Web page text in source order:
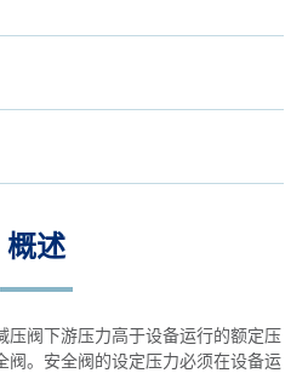
概述
压阀下游压力高于设备运行的额定压
阀。安全阀的设定压力必须在设备运